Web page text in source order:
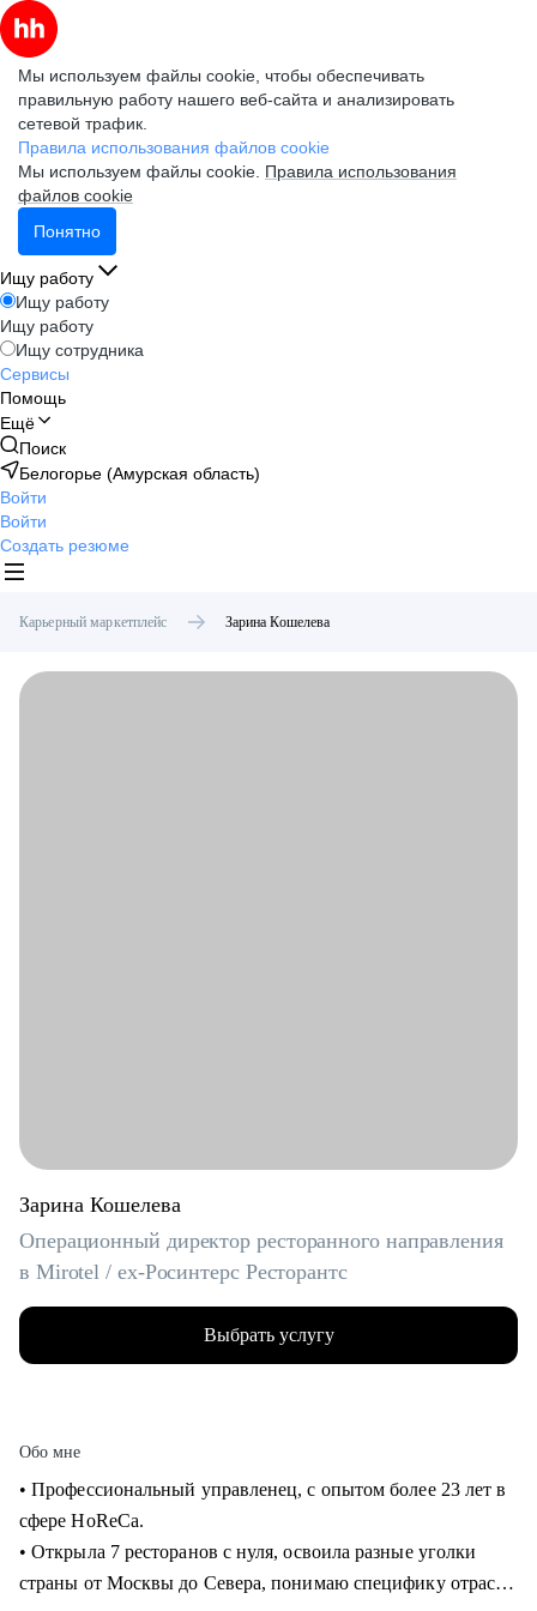
Мы используем файлы cookie, чтобы обеспечивать
правильную работу нашего веб-сайта и анализировать
сетевой трафик.
Правила использования файлов cookie
Мы используем файлы cookie. Правила использования
файлов cookie
Понятно
Ищу работу
Ищу работу
Ищу работу
Ищу сотрудника
Сервисы
Помощь
Ещё
Поиск
Белогорье (Амурская область)
Войти
Войти
Создать резюме
Карьерный маркетплейс Зарина Кошелева
Зарина Кошелева
Операционный директор ресторанного направления
в Mirotel / ex-Росинтерс Ресторантс
Выбрать услугу
Обо мне
• Профессиональный управленец, с опытом более 23 лет в
сфере HoReCa.
• Открыла 7 ресторанов с нуля, освоила разные уголки
страны от Москвы до Севера, понимаю специфику отрасли